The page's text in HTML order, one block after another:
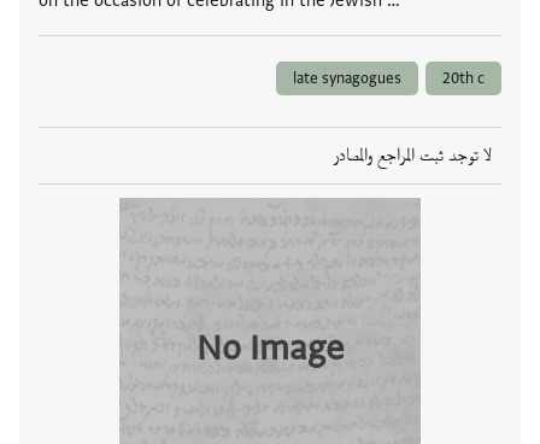
20th c
late synagogues
لا توجد ثبت المراجع والمصادر
No Image